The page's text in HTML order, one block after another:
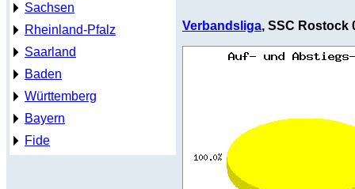
Sachsen
Rheinland-Pfalz
Saarland
Baden
Württemberg
Bayern
Fide
Verbandsliga, SSC Rostock